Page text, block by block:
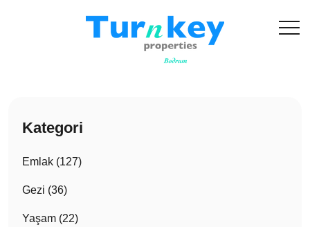
Kategori
Emlak (127)
Gezi (36)
Yaşam (22)